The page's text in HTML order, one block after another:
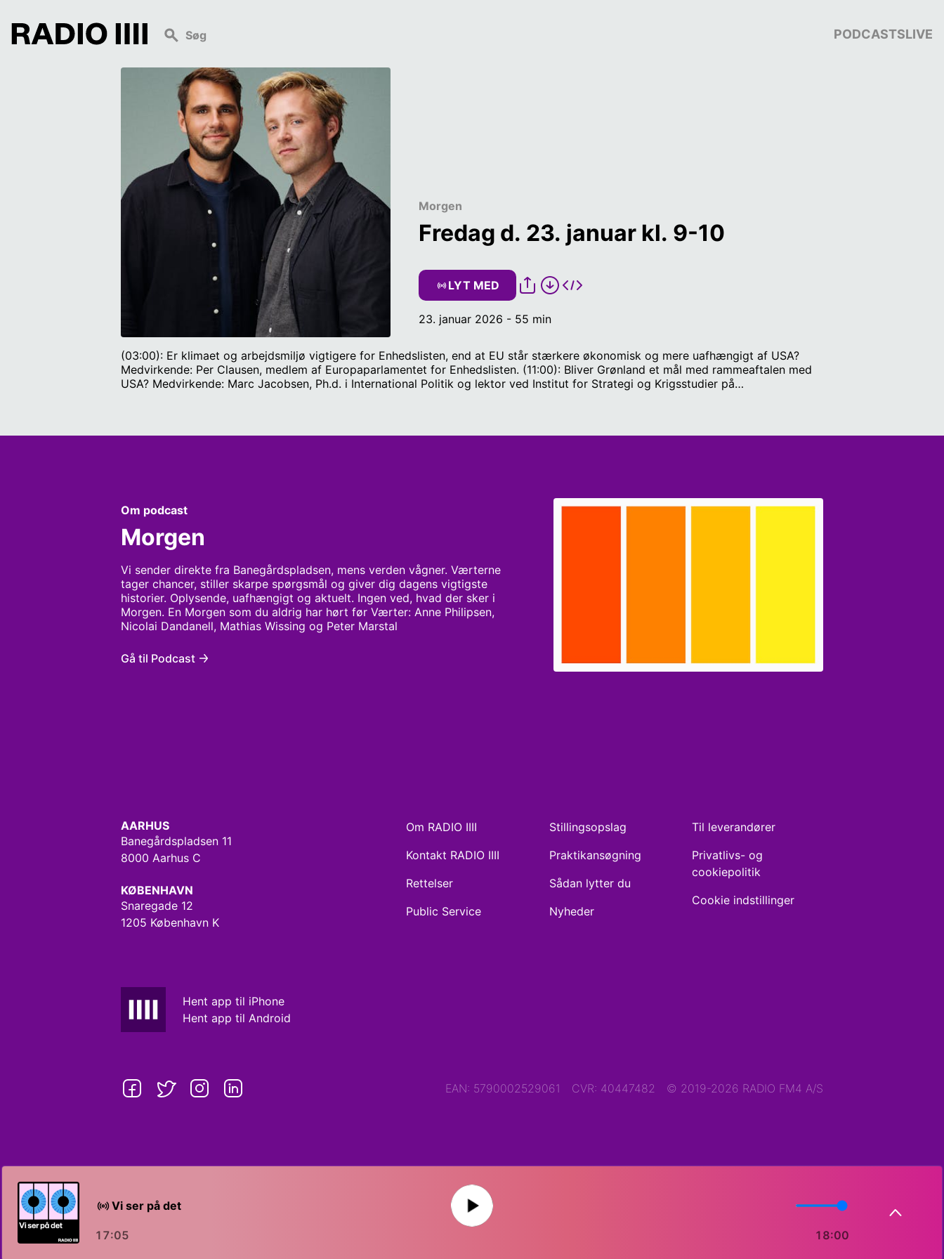
PODCASTSLIVE
Morgen
Fredag d. 23. januar kl. 9-10
LYT MED
23. januar 2026 - 55 min
(03:00): Er klimaet og arbejdsmiljø vigtigere for Enhedslisten, end at EU står stærkere økonomisk og mere uafhængigt af USA?
Medvirkende: Per Clausen, medlem af Europaparlamentet for Enhedslisten. (11:00): Bliver Grønland et mål med rammeaftalen med
USA? Medvirkende: Marc Jacobsen, Ph.d. i International Politik og lektor ved Institut for Strategi og Krigsstudier på
Om podcast
Morgen
Vi sender direkte fra Banegårdspladsen, mens verden vågner. Værterne
tager chancer, stiller skarpe spørgsmål og giver dig dagens vigtigste
historier. Oplysende, uafhængigt og aktuelt. Ingen ved, hvad der sker i
Morgen. En Morgen som du aldrig har hørt før Værter: Anne Philipsen,
Nicolai Dandanell, Mathias Wissing og Peter Marstal
Gå til Podcast
AARHUS
Banegårdspladsen 11
8000 Aarhus C
KØBENHAVN
Snaregade 12
1205 København K
Hent app til iPhone
Hent app til Android
Om RADIO IIII
Kontakt RADIO IIII
Rettelser
Public Service
Stillingsopslag
Praktikansøgning
Sådan lytter du
Nyheder
Til leverandører
Privatlivs- og
cookiepolitik
Cookie indstillinger
EAN: 5790002529061 CVR: 40447482 © 2019-2026 RADIO FM4 A/S
Vi ser på det
17:05 18:00